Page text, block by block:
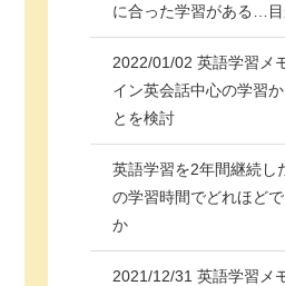
に合った学習がある…目
2022/01/02 英語学習メ
イン英会話中心の学習
とを検討
英語学習を2年間継続し
の学習時間でどれほど
か
2021/12/31 英語学習メ